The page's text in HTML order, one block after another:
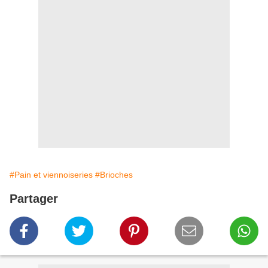
#Pain et viennoiseries #Brioches
Partager